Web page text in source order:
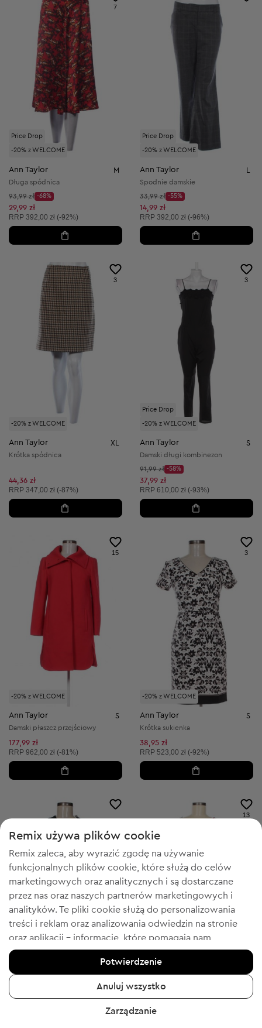
Price Drop
-20% z WELCOME
7
Ann Taylor M
Długa spódnica
Cena początkowa:
93,99 zł
Discount Price:
-68%
Obniżona cena:
29,99 zł
Cena sugerowana:
RRP 392,00 zł (-92%)
Price Drop
-20% z WELCOME
Ann Taylor
Spodnie damskie
Cena początkowa:
33,99 zł
Discount Price:
-55%
Obniżona cena:
14,99 zł
Cena sugerowana:
RRP 392,00 zł (-96%)
-20% z WELCOME
3
Ann Taylor XL
Krótka spódnica
44,36 zł
Cena sugerowana:
RRP 347,00 zł (-87%)
Price Drop
-20% z WELCOME
3
Ann Taylor S
Damski długi kombinezon
Cena początkowa:
91,99 zł
Discount Price:
-58%
Obniżona cena:
37,99 zł
Cena sugerowana:
RRP 610,00 zł (-93%)
-20% z WELCOME
15
Ann Taylor S
Damski płaszcz przejściowy
177,99 zł
Cena sugerowana:
RRP 962,00 zł (-81%)
-20% z WELCOME
3
Ann Taylor S
Krótka sukienka
38,95 zł
Cena sugerowana:
RRP 523,00 zł (-92%)
Ann Taylor
Damska bluzka z długim rękawem
-20% z WELCOME
13
XS
Krótka sukienka
35,99 zł
Remix używa plików cookie
Remix zaleca, aby wyrazić zgodę na używanie
funkcjonalnych plików cookie, które służą do celów
marketingowych oraz analitycznych i są dostarczane
przez nas oraz naszych partnerów marketingowych i
analityków. Te pliki cookie służą do personalizowania
treści i reklam oraz analizowania odwiedzin na stronie
oraz aplikacji - informacje, które pomagają nam
pokazywać Tobie produkty, które Tobie się spodobają.
Jeśli się zgadzasz, potwierdź, klikając przycisk „Tak,
zgadzam się”.
Aby uzyskać więcej informacji, kliknij „Chcę uzyskać
więcej informacji” lub przejdź do „Polityki prywatności i
Potwierdzenie
Anuluj wszystko
Zarządzanie